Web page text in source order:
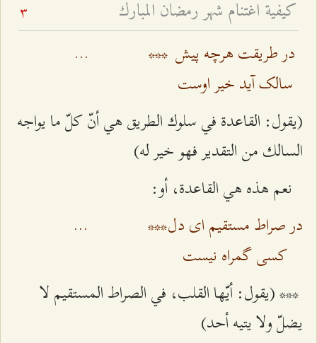
كيفية اغتنام شهر رمضان المبارك 3
در طريقت هرچه پيش
سالک آيد خير اوست
***
...
(يقول: القاعدة في سلوك الطريق هي أنّ كلّ ما يواجه
السالك من التقدير فهو خير له)
نعم هذه هي القاعدة، أو:
در صراط مستقيم ای دل
کسی گمراه نيست
***
...
*** (يقول: أيّها القلب، في الصراط المستقيم لا
يضلّ ولا يتيه أحد)